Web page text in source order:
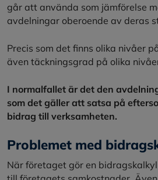
går att använda som jämförelse
avdelningar oberoende av deras
Precis som det finns olika nivåer
även täckningsgrad på olika
I normalfallet är det den
som det gäller att satsa på
bidrag till verksamheten.
Problemet med
När företaget gör en